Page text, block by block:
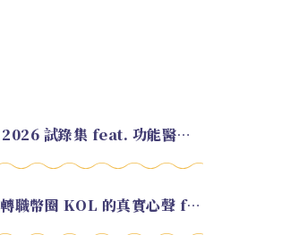
EP.220 好久不見！2026 試錄集 feat. 功能醫學營養師 美寶
EP.219 從銀行高管轉職幣圈 KOL 的真實心聲 feat.龜大